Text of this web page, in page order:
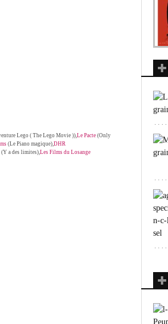
Lego ( The Lego Movie )), Le Pacte (Only
(Le Piano magique), DHR
(Y a des limites), Les Films du Losange